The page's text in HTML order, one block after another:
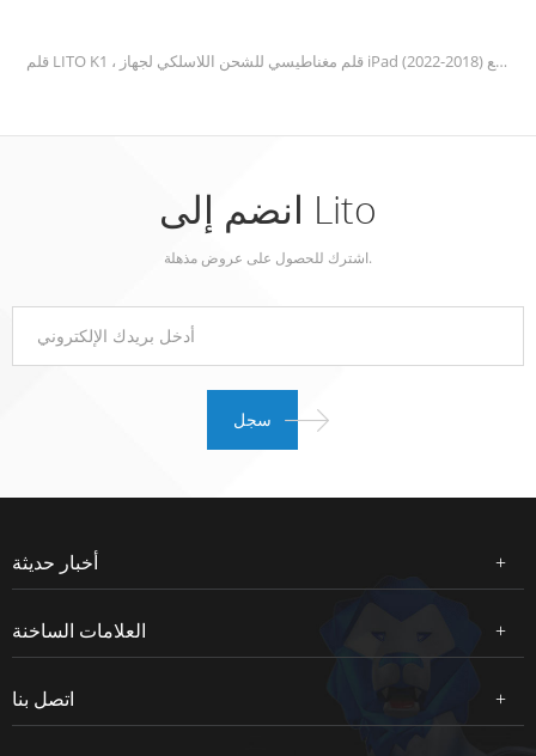
قلم LITO K1 ، قلم مغناطيسي للشحن اللاسلكي لجهاز iPad مع رفض راحة اليد ، قلم رصاص نشط متوافق مع (2018-2022) Apple iPad ، للكتابة / الرسم بدقة
انضم إلى Lito
اشترك للحصول على عروض مذهلة.
أخبار حديثة
العلامات الساخنة
اتصل بنا